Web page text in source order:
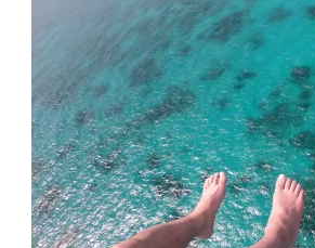
ローカルスイーツとカフェで
宮古島旅行の予算ガイド 費用別プ
1. 宮古島旅行の平均費用をチ
5.2.2. 旅行をお得にするための節約
5.3.3. 高級ホテル＆リゾート 贅沢
宮古島旅行がつまらない？ と感じ
6.1.1. 観光スポット選びに失敗しな
6.2.2. 旅行中の天候に備えて準備万
まとめ